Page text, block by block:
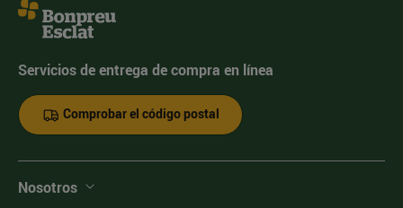
Servicios de entrega de compra en línea
Comprobar el código postal
Nosotros